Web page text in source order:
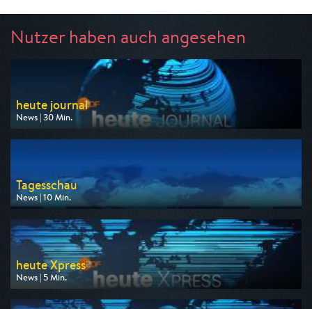
Nutzer haben auch angesehen
heute journal
News | 30 Min.
Ausgestrahlt von ZDF
am 10.08.2026, 21:45
Tagesschau
News | 10 Min.
Ausgestrahlt von ARD
am 10.08.2026, 15:00
heute Xpress
News | 5 Min.
Ausgestrahlt von ZDF
am 10.08.2026, 15:00